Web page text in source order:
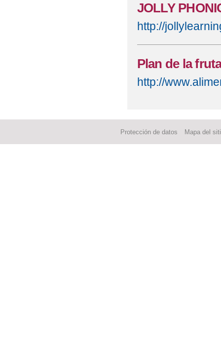
JOLLY
http://
Plan de la
http://
Protección de datos Mapa del